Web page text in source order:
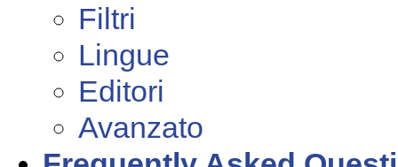
Filtri
Lingue
Editori
Avanzato